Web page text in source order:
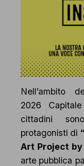
Nell’ambito
2026
cittadini
protagonisti di
Art Project by
arte pubblica